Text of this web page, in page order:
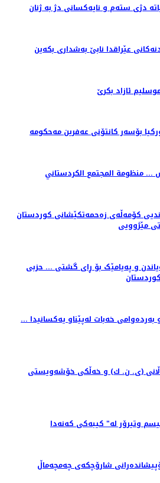
دژی ستەم و نایەکسانی دژ بە ژنان
كۆمەڵەی زەحمەتكێشانی كوردستان
مێژوویی
و پەیامێک بۆ ڕای گشتی ... حزبى
خەبات لەپێناو یەکسانیدا ...
(ی. ن. ك) و خه‌ڵكی خۆشه‌ویستی
شارۆچکەی چەمچەماڵ